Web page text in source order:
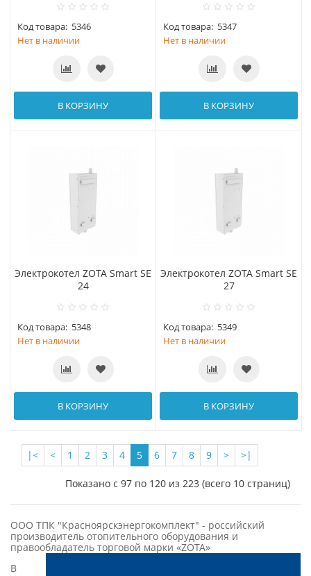
Код товара: 5346
Нет в наличии
В КОРЗИНУ
Код товара: 5347
Нет в наличии
В КОРЗИНУ
Электрокотел ZOTA Smart SE
24
Код товара: 5348
Нет в наличии
В КОРЗИНУ
Электрокотел ZOTA Smart SE
27
Код товара: 5349
Нет в наличии
В КОРЗИНУ
|< < 1 2 3 4 5 6 7 8 9 > >|
Показано с 97 по 120 из 223 (всего 10 страниц)
ООО ТПК "Красноярскэнергокомплект" - российский
производитель отопительного оборудования и
правообладатель торговой марки «ZOTA»
В